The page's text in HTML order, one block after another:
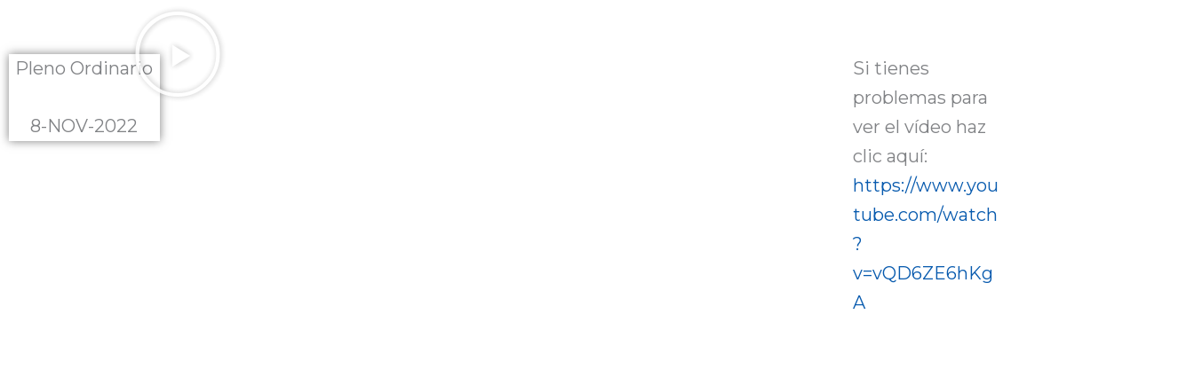
Pleno Ordinario
8-NOV-2022
Si tienes
problemas para
ver el vídeo haz
clic aquí:
https://www.you
tube.com/watch
?
v=vQD6ZE6hKg
A